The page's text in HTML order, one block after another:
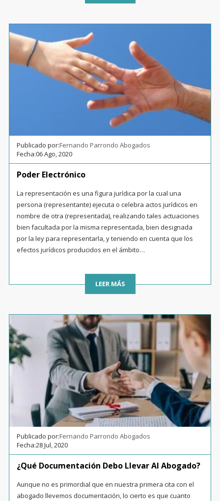
Publicado por:Fernando Parrondo Abogados
Fecha:06 Ago, 2020
Poder Electrónico
La representación es una figura jurídica por la cual una
persona (representante) ejecuta o celebra actos jurídicos en
nombre de otra (representada), realizando tales actuaciones
bien facultada por la misma representada, bien designada
por la ley para representarla, y teniendo en cuenta que los
efectos jurídicos producidos en el ámbito…
LEER MÁS
Publicado por:Fernando Parrondo Abogados
Fecha:28 Jul, 2020
¿Qué Documentación Debo Llevar Al Abogado?
Aunque no es primordial que en nuestra primera cita con el
abogado llevemos documentación, lo cierto es que cuanto